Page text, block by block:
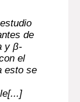
de
y β-
el
esto se